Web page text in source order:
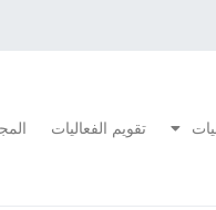
تقويم الفعاليات